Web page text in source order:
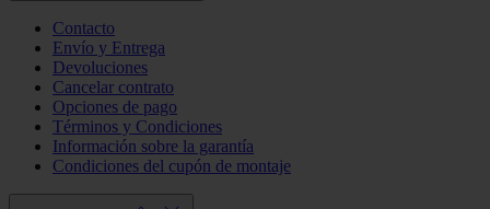
Contacto
Envío y Entrega
Devoluciones
Cancelar contrato
Opciones de pago
Términos y Condiciones
Información sobre la garantía
Condiciones del cupón de montaje